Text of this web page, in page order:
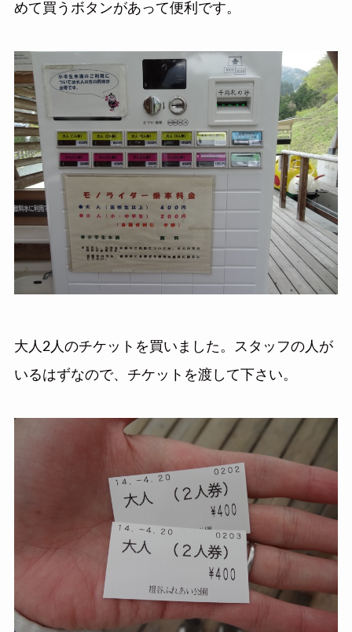
めて買うボタンがあって便利です。
大人2人のチケットを買いました。スタッフの人が
いるはずなので、チケットを渡して下さい。